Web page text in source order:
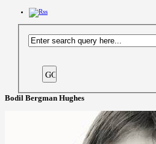
Bodil Bergman Hughes